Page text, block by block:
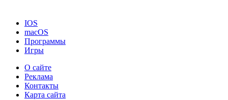
IOS
macOS
Программы
Игры
О сайте
Реклама
Контакты
Карта сайта